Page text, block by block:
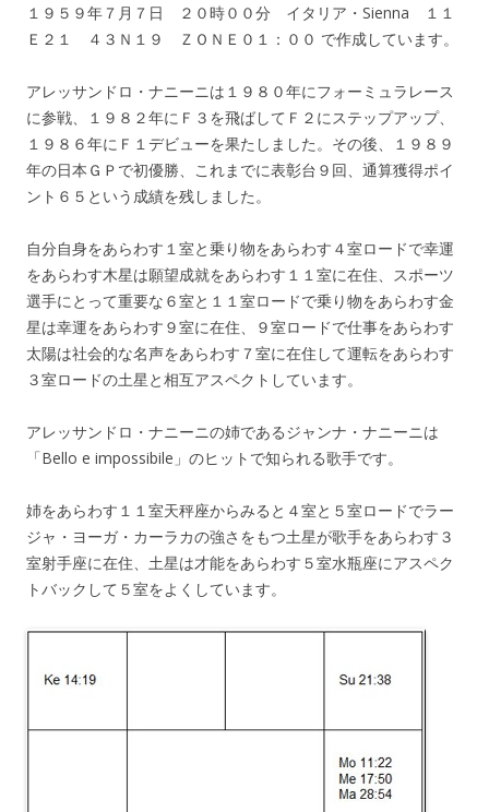
１９５９年７月７日 ２０時００分 イタリア・Sienna １１
Ｅ２１ ４３Ｎ１９ ＺＯＮＥ０１：００ で作成しています。
アレッサンドロ・ナニーニは１９８０年にフォーミュラレース
に参戦、１９８２年にＦ３を飛ばしてＦ２にステップアップ、
１９８６年にＦ１デビューを果たしました。その後、１９８９
年の日本ＧＰで初優勝、これまでに表彰台９回、通算獲得ポイ
ント６５という成績を残しました。
自分自身をあらわす１室と乗り物をあらわす４室ロードで幸運
をあらわす木星は願望成就をあらわす１１室に在住、スポーツ
選手にとって重要な６室と１１室ロードで乗り物をあらわす金
星は幸運をあらわす９室に在住、９室ロードで仕事をあらわす
太陽は社会的な名声をあらわす７室に在住して運転をあらわす
３室ロードの土星と相互アスペクトしています。
アレッサンドロ・ナニーニの姉であるジャンナ・ナニーニは
「Bello e impossibile」のヒットで知られる歌手です。
姉をあらわす１１室天秤座からみると４室と５室ロードでラー
ジャ・ヨーガ・カーラカの強さをもつ土星が歌手をあらわす３
室射手座に在住、土星は才能をあらわす５室水瓶座にアスペク
トバックして５室をよくしています。